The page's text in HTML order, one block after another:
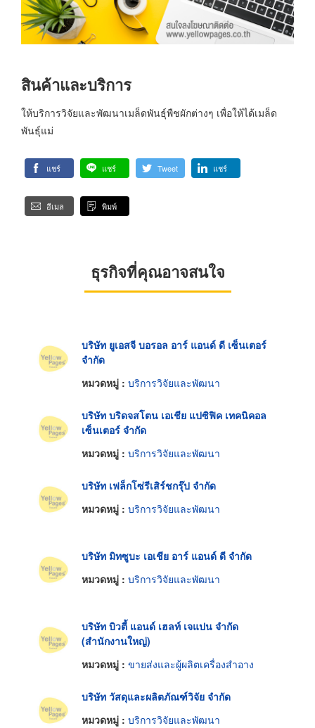
สินค้าและบริการ
ให้บริการวิจัยและพัฒนาเมล็ดพันธุ์พืชผักต่างๆ เพื่อให้ได้เมล็ด
พันธุ์แม่
แชร์ แชร์ Tweet แชร์
อีเมล พิมพ์
ธุรกิจที่คุณอาจสนใจ
บริษัท ยูเอสจี บอรอล อาร์ แอนด์ ดี เซ็นเตอร์
จำกัด
หมวดหมู่ : บริการวิจัยและพัฒนา
บริษัท บริดจสโตน เอเชีย แปซิฟิค เทคนิคอล
เซ็นเตอร์ จำกัด
หมวดหมู่ : บริการวิจัยและพัฒนา
บริษัท เฟล็กโซ่รีเสิร์ชกรุ๊ป จำกัด
หมวดหมู่ : บริการวิจัยและพัฒนา
บริษัท มิทซูบะ เอเชีย อาร์ แอนด์ ดี จำกัด
หมวดหมู่ : บริการวิจัยและพัฒนา
บริษัท บิวตี้ แอนด์ เฮลท์ เจแปน จำกัด
(สำนักงานใหญ่)
หมวดหมู่ : ขายส่งและผู้ผลิตเครื่องสำอาง
บริษัท วัสดุและผลิตภัณฑ์วิจัย จำกัด
หมวดหมู่ : บริการวิจัยและพัฒนา